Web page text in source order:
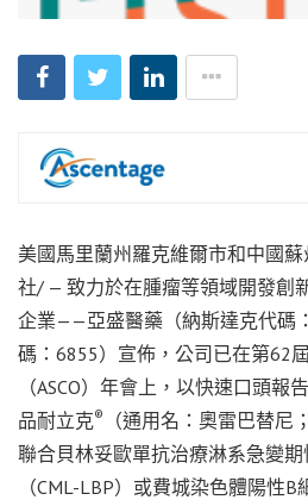
美國馬里蘭州羅克維爾市和中國蘇
社/ — 致力於在腫瘤等領域開發創
企業——亞盛醫藥（納斯達克代碼
碼：6855）宣佈，公司已在第62
（ASCO）年會上，以快速口頭
品耐立克®
（通用名：奧雷巴替尼
聯合貝林妥歐單抗治療淋系急變
（CML-LBP）或費城染色體陽性